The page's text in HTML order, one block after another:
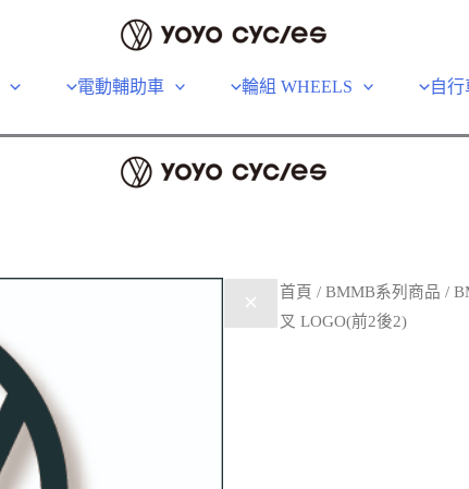
電動輔助車 輪組 WHEELS 自行
首頁 /BMMB系列商品 /
叉 LOGO(前2後2)